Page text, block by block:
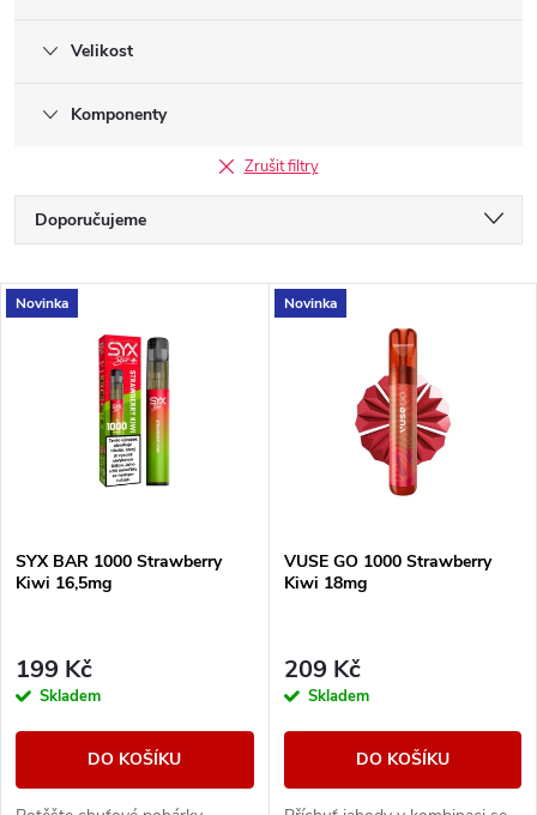
Velikost
Komponenty
Zrušit filtry
Ř
a
p
r
o
Doporučujeme
Nejdražší
Nejprodávanější
Abecedně
V
s
p
r
o
d
Novinka
SYX BAR 1000 Strawberry
Kiwi 16,5mg
199 Kč
Skladem
DO KOŠÍKU
Novinka
VUSE GO 1000 Strawberry
Kiwi 18mg
209 Kč
Skladem
DO KOŠÍKU